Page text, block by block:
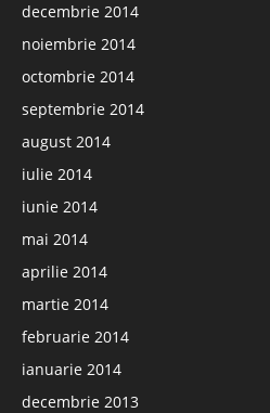
decembrie 2014
noiembrie 2014
octombrie 2014
septembrie 2014
august 2014
iulie 2014
iunie 2014
mai 2014
aprilie 2014
martie 2014
februarie 2014
ianuarie 2014
decembrie 2013